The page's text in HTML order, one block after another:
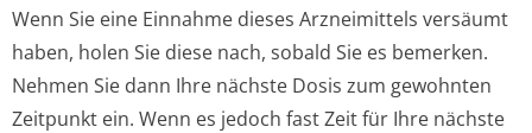
Wenn Sie eine Einnahme dieses Arzneimittels versäumt
haben, holen Sie diese nach, sobald Sie es bemerken.
Nehmen Sie dann Ihre nächste Dosis zum gewohnten
Zeitpunkt ein. Wenn es jedoch fast Zeit für Ihre nächste